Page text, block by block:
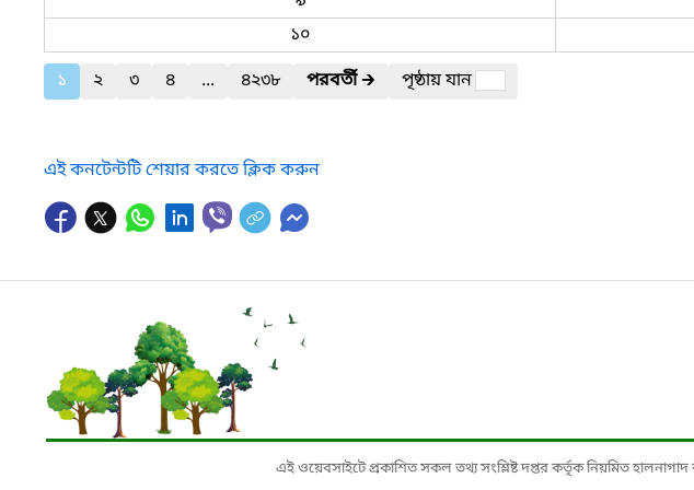
১০
১
২ ৩ ৪ ... ৪২৩৮ পরবর্তী🡲
পৃষ্ঠায় যান
এই কনটেন্টটি শেয়ার করতে ক্লিক করুন
এই ওয়েবসাইটে প্রকাশিত সকল তথ্য সংশ্লিষ্ট দপ্তর কর্তৃক নিয়মিত হালনাগাদ